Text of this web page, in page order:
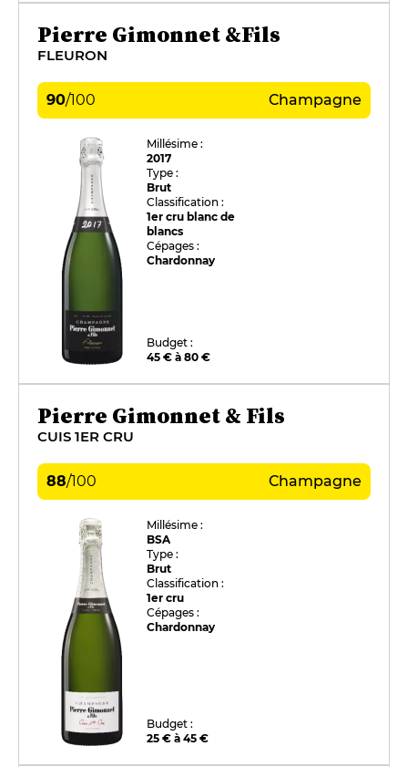
Pierre Gimonnet &Fils
FLEURON
90/100 Champagne
Millésime :
2017
Type :
Brut
Classification :
1er cru blanc de
blancs
Cépages :
Chardonnay
Budget :
45 € à 80 €
Pierre Gimonnet & Fils
CUIS 1ER CRU
88/100 Champagne
Millésime :
BSA
Type :
Brut
Classification :
1er cru
Cépages :
Chardonnay
Budget :
25 € à 45 €